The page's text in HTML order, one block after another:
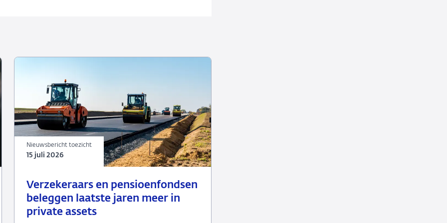
Verzekeraars en pensioenfondsen
beleggen laatste jaren meer in
private assets
15
juli
2026
Nieuwsbericht
toezicht
Nieuwsbericht toezicht
15 juli 2026